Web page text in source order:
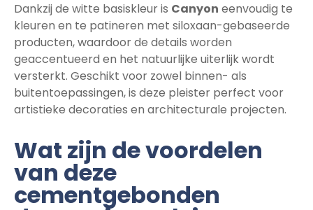
Dankzij de witte basiskleur is Canyon eenvoudig te
kleuren en te patineren met siloxaan-gebaseerde
producten, waardoor de details worden
geaccentueerd en het natuurlijke uiterlijk wordt
versterkt. Geschikt voor zowel binnen- als
buitentoepassingen, is deze pleister perfect voor
artistieke decoraties en architecturale projecten.
Wat zijn de voordelen
van deze
cementgebonden